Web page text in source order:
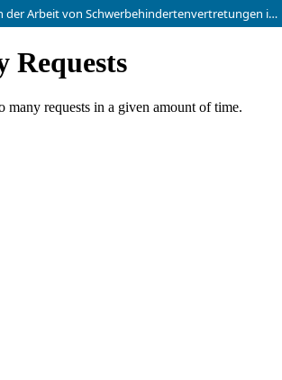
Weiterbildung in der Arbeit von Schwerbehindertenvertretungen in Bayern